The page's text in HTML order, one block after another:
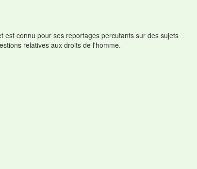
est connu pour ses reportages percutants sur des sujets
relatives aux droits de l'homme.